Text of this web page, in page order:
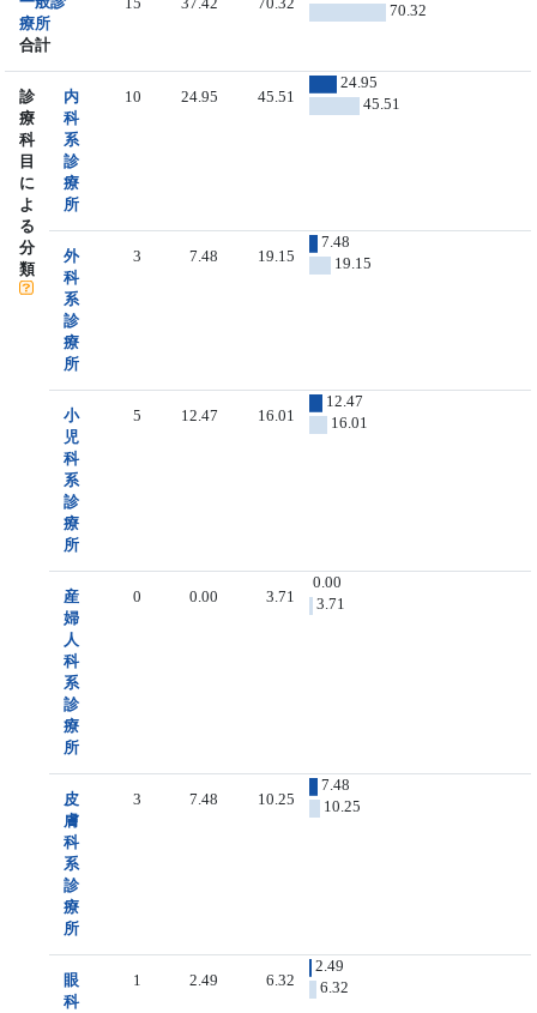
療所
合計
70.32
診
療
科
目
に
よ
る
分
類
内
科
系
診
療
所
10 24.95 45.51
24.95
45.51
外
科
系
診
療
所
3 7.48 19.15
7.48
19.15
小
児
科
系
診
療
所
5 12.47 16.01
12.47
16.01
産
婦
人
科
系
診
療
所
0 0.00 3.71
0.00
3.71
皮
膚
科
系
診
療
所
3 7.48 10.25
7.48
10.25
眼
科
1 2.49 6.32
2.49
6.32